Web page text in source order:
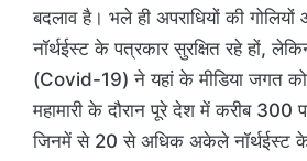
बदलाव है। भले ही अपराधियों की गोलियों
नॉर्थईस्ट के पत्रकार सुरक्षित रहे हों,
(Covid-19) ने यहां के मीडिया जगत को
महामारी के दौरान पूरे देश में करीब 300
जिनमें से 20 से अधिक अकेले नॉर्थईस्ट